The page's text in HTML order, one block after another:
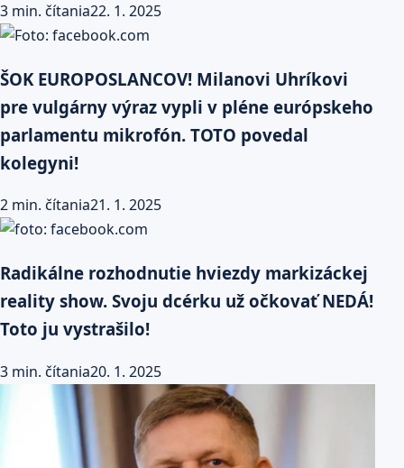
3 min. čítania22. 1. 2025
ŠOK EUROPOSLANCOV! Milanovi Uhríkovi
pre vulgárny výraz vypli v pléne európskeho
parlamentu mikrofón. TOTO povedal
kolegyni!
2 min. čítania21. 1. 2025
Radikálne rozhodnutie hviezdy markizáckej
reality show. Svoju dcérku už očkovať NEDÁ!
Toto ju vystrašilo!
3 min. čítania20. 1. 2025